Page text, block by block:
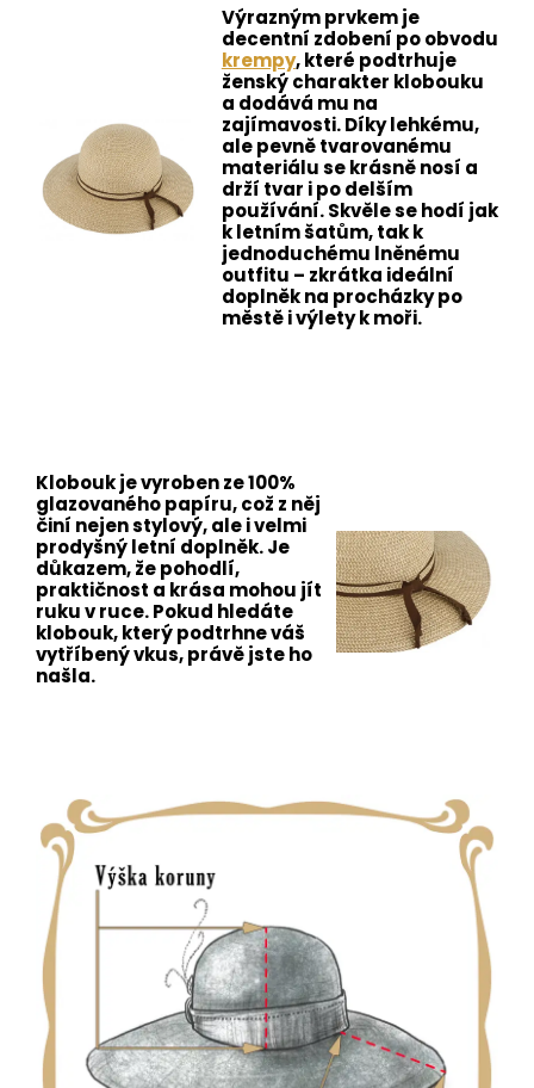
Výrazným prvkem je
decentní zdobení po obvodu
krempy, které podtrhuje
ženský charakter klobouku
a dodává mu na
zajímavosti. Díky lehkému,
ale pevně tvarovanému
materiálu se krásně nosí a
drží tvar i po delším
používání. Skvěle se hodí jak
k letním šatům, tak k
jednoduchému lněnému
outfitu – zkrátka ideální
doplněk na procházky po
městě i výlety k moři.
Klobouk je vyroben ze 100%
glazovaného papíru, což z něj
činí nejen stylový, ale i velmi
prodyšný letní doplněk. Je
důkazem, že pohodlí,
praktičnost a krása mohou jít
ruku v ruce. Pokud hledáte
klobouk, který podtrhne váš
vytříbený vkus, právě jste ho
našla.